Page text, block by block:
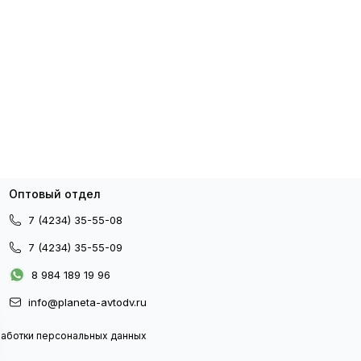
Оптовый отдел
7 (4234) 35-55-08
7 (4234) 35-55-09
8 984 189 19 96
info@planeta-avtodv.ru
персональных данных